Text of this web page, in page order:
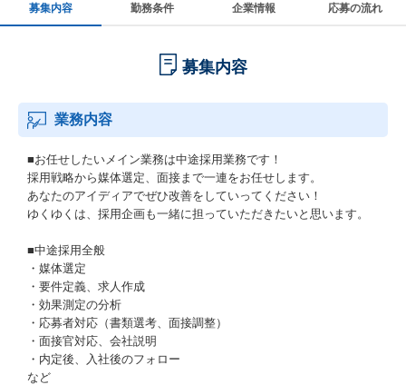
募集内容 勤務条件 企業情報 応募の流れ
募集内容
業務内容
■お任せしたいメイン業務は中途採用業務です！
採用戦略から媒体選定、面接まで一連をお任せします。
あなたのアイディアでぜひ改善をしていってください！
ゆくゆくは、採用企画も一緒に担っていただきたいと思います。
■中途採用全般
・媒体選定
・要件定義、求人作成
・効果測定の分析
・応募者対応（書類選考、面接調整）
・面接官対応、会社説明
・内定後、入社後のフォロー
など